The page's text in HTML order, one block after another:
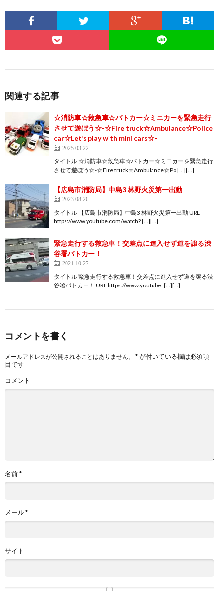
関連する記事
☆消防車☆救急車☆パトカー☆ミニカーを緊急走行
させて遊ぼう☆-☆Fire truck☆Ambulance☆Police
car☆Let’s play with mini cars☆-
2025.03.22
タイトル ☆消防車☆救急車☆パトカー☆ミニカーを緊急走行
させて遊ぼう☆-☆Fire truck☆Ambulance☆Po […][…]
【広島市消防局】中島3 林野火災第一出動
2023.08.20
タイトル 【広島市消防局】中島3 林野火災第一出動 URL
https://www.youtube.com/watch? […][…]
緊急走行する救急車！交差点に進入せず道を譲る渋
谷署パトカー！
2021.10.27
タイトル 緊急走行する救急車！交差点に進入せず道を譲る渋
谷署パトカー！ URL https://www.youtube. […][…]
コメントを書く
メールアドレスが公開されることはありません。 *が付いている欄は必須項
目です
コメント
名前*
メール*
サイト